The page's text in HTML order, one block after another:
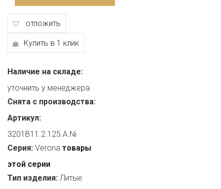
отложить
Купить в 1 клик
Наличие на складе:
уточнить у менеджера
Снята с производства:
Артикул:
3201B11.2.125.A.Ni
Серия: Verona товары
этой серии
Тип изделия: Литые